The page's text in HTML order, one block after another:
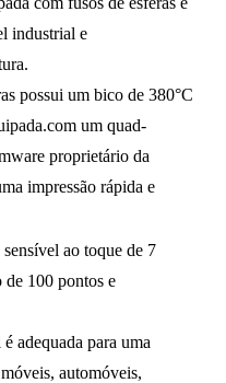
industrial e
possui um bico de 380°C
com um quad-
proprietário da
impressão rápida e
ao toque de 7
de 100 pontos e
adequada para uma
automóveis,